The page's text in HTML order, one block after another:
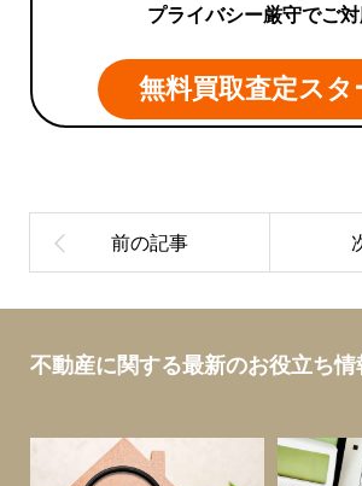
プライバシー厳守でご対
無料買取査定スタ
不動産に関する最新のお役立ち情